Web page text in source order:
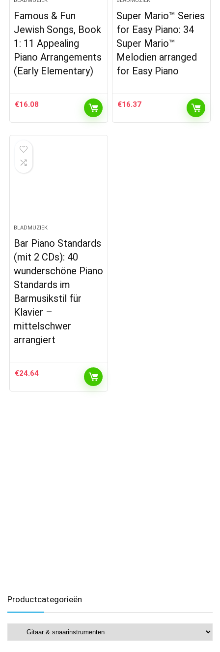
Famous & Fun
Jewish Songs, Book
1: 11 Appealing
Piano Arrangements
(Early Elementary)
€16.08
Super Mario™ Series
for Easy Piano: 34
Super Mario™
Melodien arranged
for Easy Piano
€16.37
BLADMUZIEK
Bar Piano Standards
(mit 2 CDs): 40
wunderschöne Piano
Standards im
Barmusikstil für
Klavier –
mittelschwer
arrangiert
€24.64
Productcategorieën